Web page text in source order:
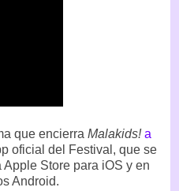
que encierra Malakids! a
oficial del Festival, que se
Store para iOS y en
Android.